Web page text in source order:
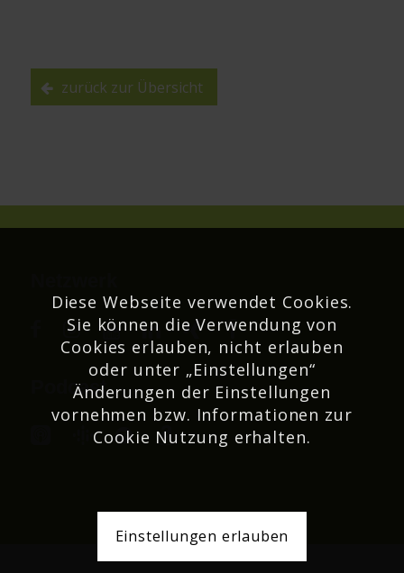
zurück zur Übersicht
Podcast
Diese Webseite verwendet Cookies.
Sie können die Verwendung von
Cookies erlauben, nicht erlauben
oder unter „Einstellungen“
Änderungen der Einstellungen
vornehmen bzw. Informationen zur
Cookie Nutzung erhalten.
Einstellungen erlauben